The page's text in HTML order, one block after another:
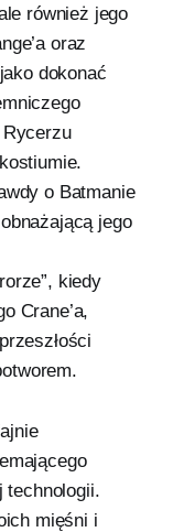
również jego
oraz
dokonać
o Batmanie
jego
kiedy
Crane’a,
technologii.
mięśni i